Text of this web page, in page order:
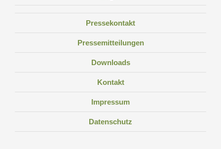
Pressekontakt
Pressemitteilungen
Downloads
Kontakt
Impressum
Datenschutz